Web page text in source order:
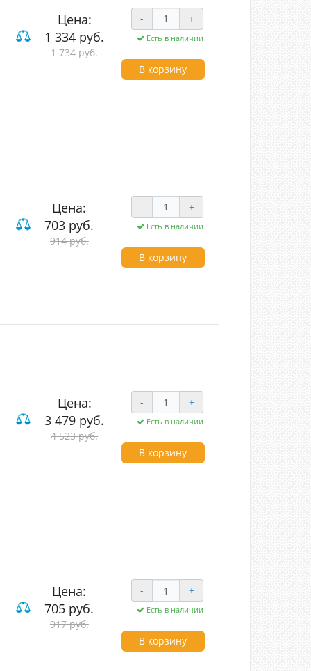
Цена:
1 334 руб.
1 734 руб.
- +
Есть в наличии
В корзину
Цена:
703 руб.
914 руб.
- +
Есть в наличии
В корзину
и компьютерные
Цена:
3 479 руб.
4 523 руб.
- +
Есть в наличии
В корзину
Цена:
705 руб.
917 руб.
- +
Есть в наличии
В корзину